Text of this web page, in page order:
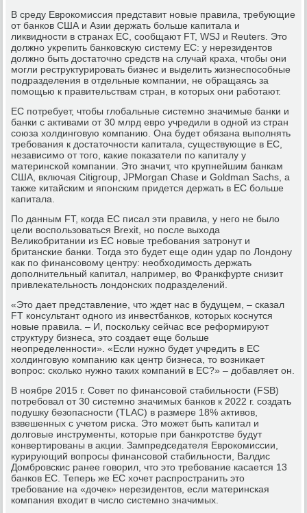
В среду Еврокомиссия представит новые правила, требующие
от банков США и Азии держать больше капитала и
ликвидности в странах ЕС, сообщают FT, WSJ и Reuters. Это
должно укрепить банковскую систему ЕС: у нерезидентов
должно быть достаточно средств на случай краха, чтобы они
могли реструктурировать бизнес и выделить жизнеспособные
подразделения в отдельные компании, не обращаясь за
помощью к правительствам стран, в которых они работают.
ЕС потребует, чтобы глобальные системно значимые банки и
банки с активами от 30 млрд евро учредили в одной из стран
союза холдинговую компанию. Она будет обязана выполнять
требования к достаточности капитала, существующие в ЕС,
независимо от того, какие показатели по капиталу у
материнской компании. Это значит, что крупнейшим банкам
США, включая Citigroup, JPMorgan Chase и Goldman Sachs, а
также китайским и японским придется держать в ЕС больше
капитала.
По данным FT, когда ЕС писал эти правила, у него не было
цели воспользоваться Brexit, но после выхода
Великобритании из ЕС новые требования затронут и
британские банки. Тогда это будет еще один удар по Лондону
как по финансовому центру: необходимость держать
дополнительный капитал, например, во Франкфурте снизит
привлекательность лондонских подразделений.
«Это дает представление, что ждет нас в будущем, – сказал
FT консультант одного из инвестбанков, которых коснутся
новые правила. – И, поскольку сейчас все реформируют
структуру бизнеса, это создает еще больше
неопределенности». «Если нужно будет учредить в ЕС
холдинговую компанию как центр бизнеса, то возникает
вопрос: сколько нужно таких компаний в ЕС?» – добавляет он.
В ноябре 2015 г. Совет по финансовой стабильности (FSB)
потребовал от 30 системно значимых банков к 2022 г. создать
подушку безопасности (TLAC) в размере 18% активов,
взвешенных с учетом риска. Это может быть капитал и
долговые инструменты, которые при банкротстве будут
конвертированы в акции. Зампредседателя Еврокомиссии,
курирующий вопросы финансовой стабильности, Валдис
Домбровскис ранее говорил, что это требование касается 13
банков ЕС. Теперь же ЕС хочет распространить это
требование на «дочек» нерезидентов, если материнская
компания входит в число системно значимых.